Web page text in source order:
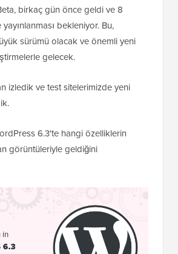
birkaç gün önce geldi ve 8
bekleniyor. Bu,
sürümü olacak ve önemli yeni
gelecek.
izledik ve test sitelerimizde yeni
6.3'te hangi özelliklerin
görüntüleriyle geldiğini